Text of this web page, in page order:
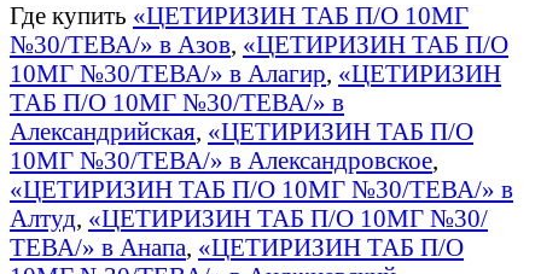
Где купить «ЦЕТИРИЗИН ТАБ П/О 10МГ
№30/ТЕВА/» в Азов, «ЦЕТИРИЗИН ТАБ П/О
10МГ №30/ТЕВА/» в Алагир, «ЦЕТИРИЗИН
ТАБ П/О 10МГ №30/ТЕВА/» в
Александрийская, «ЦЕТИРИЗИН ТАБ П/О
10МГ №30/ТЕВА/» в Александровское,
«ЦЕТИРИЗИН ТАБ П/О 10МГ №30/ТЕВА/» в
Алтуд, «ЦЕТИРИЗИН ТАБ П/О 10МГ №30/
ТЕВА/» в Анапа, «ЦЕТИРИЗИН ТАБ П/О